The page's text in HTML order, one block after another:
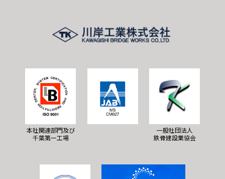
本社関連部門及び
千葉第一工場
一般社団法人
鉄骨建設業協会